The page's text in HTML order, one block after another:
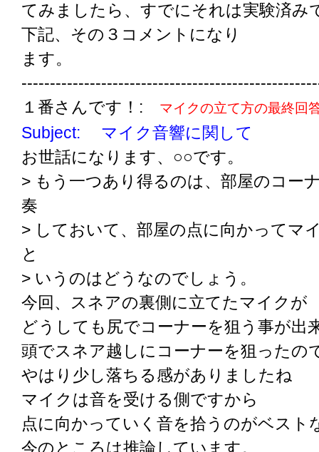
てみましたら、すでにそれは実験済み
下記、その３コメントになり
ます。
１番さんです！:
マイクの立て方の最終
Subject: マイク音響に関して
お世話になります、○○です。
> もう一つあり得るのは、部屋のコー
奏
> しておいて、部屋の点に向かってマ
と
> いうのはどうなのでしょう。
今回、スネアの裏側に立てたマイクが
どうしても尻でコーナーを狙う事が出
頭でスネア越しにコーナーを狙ったの
やはり少し落ちる感がありましたね
マイクは音を受ける側ですから
点に向かっていく音を拾うのがベスト
今のところは推論しています。